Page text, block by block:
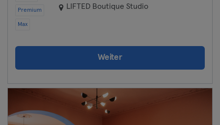
Premium
Max
LIFTED Boutique Studio
Weiter